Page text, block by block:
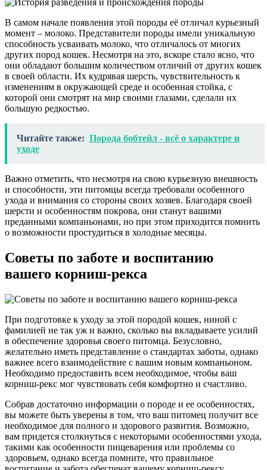
В самом начале появления этой породы её отличал курьезный
момент – молоко. Представители породы имели уникальную
способность усваивать молоко, что отличалось от многих
других пород кошек. Несмотря на это, вскоре стало ясно, что
они обладают большим количеством отличий от других кошек
в своей области. Их кудрявая шерсть, чувствительность к
изменениям в окружающей среде и особенная стойка, с
которой они смотрят на мир своими глазами, сделали их
большую редкостью.
Читайте также: Порода бобтейл - всё о характере и
уходе
Важно отметить, что несмотря на свою курьезную внешность
и способности, эти питомцы всегда требовали особенного
ухода и внимания со стороны своих хозяев. Благодаря своей
шерсти и особенностям покрова, они станут вашими
преданными компаньонами, но при этом приходится помнить
о возможности простудиться в холодные месяцы.
Советы по заботе и воспитанию
вашего корниш-рекса
При подготовке к уходу за этой породой кошек, ниной с
фамилией не так уж и важно, сколько вы вкладываете усилий
в обеспечение здоровья своего питомца. Безусловно,
желательно иметь представление о стандартах заботы, однако
важнее всего взаимодействие с вашим новым компаньоном.
Необходимо предоставить всем необходимое, чтобы ваш
корниш-рекс мог чувствовать себя комфортно и счастливо.
Собрав достаточно информации о породе и ее особенностях,
вы можете быть уверены в том, что ваш питомец получит все
необходимое для полного и здорового развития. Возможно,
вам придется столкнуться с некоторыми особенностями ухода,
такими как особенности пищеварения или проблемы со
здоровьем, однако всегда помните, что правильное